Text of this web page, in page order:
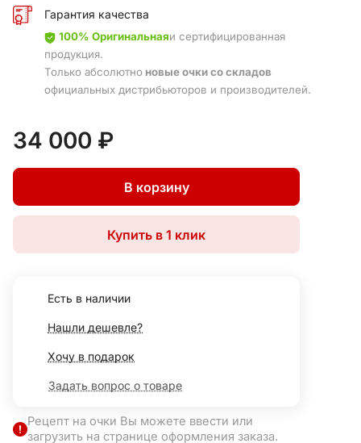
Гарантия качества
100% Оригинальнаяи сертифицированная
продукция.
Только абсолютно новые очки со складов
официальных дистрибьюторов и производителей.
34 000 ₽
В корзину
Купить в 1 клик
Есть в наличии
Нашли дешевле?
Хочу в подарок
Задать вопрос о товаре
Рецепт на очки Вы можете ввести или
загрузить на странице оформления заказа.